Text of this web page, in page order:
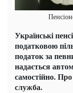
Українські
податковою
податок за
надається
самостійно.
служба.